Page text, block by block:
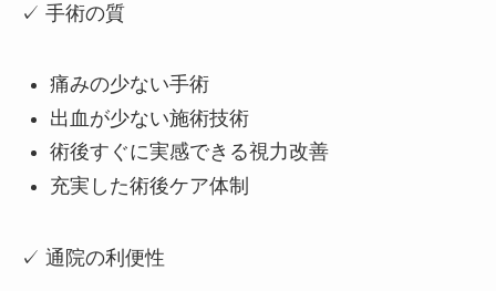
✓ 手術の質
痛みの少ない手術
出血が少ない施術技術
術後すぐに実感できる視力改善
充実した術後ケア体制
✓ 通院の利便性